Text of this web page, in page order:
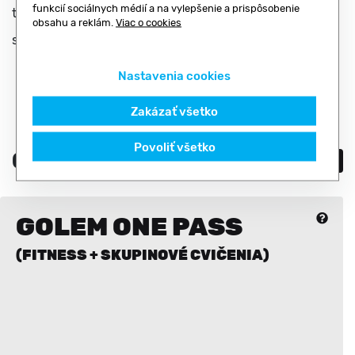
ti cítiť sa lepšie každý deň. CORE & ABS je kľúč k
silnejšiemu a zdravšiemu telu.
Cenník Zobraz všetky
GOLEM ONE PASS
(FITNESS + SKUPINOVÉ CVIČENIA)
funkcií sociálnych médií a na vylepšenie a prispôsobenie
obsahu a reklám. Viac o cookies
Nastavenia cookies
Zakázať všetko
Povoliť všetko